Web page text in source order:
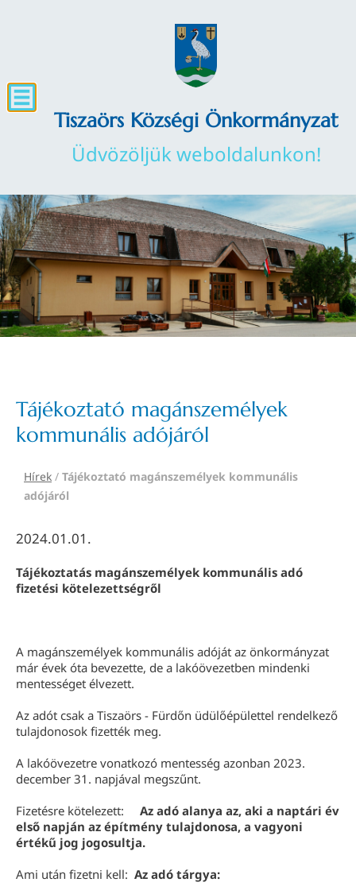
Tiszaörs Községi Önkormányzat
Üdvözöljük weboldalunkon!
Tájékoztató magánszemélyek
kommunális adójáról
Hírek / Tájékoztató magánszemélyek kommunális
adójáról
2024.01.01.
Tájékoztatás magánszemélyek kommunális adó
fizetési kötelezettségről
A magánszemélyek kommunális adóját az önkormányzat
már évek óta bevezette, de a lakóövezetben mindenki
mentességet élvezett.
Az adót csak a Tiszaörs - Fürdőn üdülőépülettel rendelkező
tulajdonosok fizették meg.
A lakóövezetre vonatkozó mentesség azonban 2023.
december 31. napjával megszűnt.
Fizetésre kötelezett: Az adó alanya az, aki a naptári év
első napján az építmény tulajdonosa, a vagyoni
értékű jog jogosultja.
Ami után fizetni kell: Az adó tárgya: